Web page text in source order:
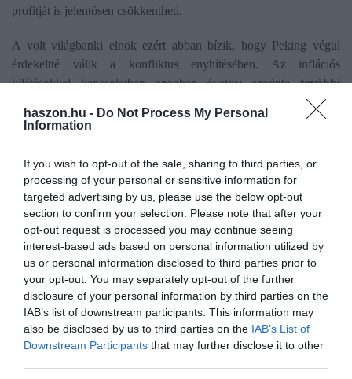
haszon.hu - Do Not Process My Personal
Information
If you wish to opt-out of the sale, sharing to third parties, or
processing of your personal or sensitive information for
targeted advertising by us, please use the below opt-out
section to confirm your selection. Please note that after your
opt-out request is processed you may continue seeing
interest-based ads based on personal information utilized by
us or personal information disclosed to third parties prior to
your opt-out. You may separately opt-out of the further
disclosure of your personal information by third parties on the
IAB’s list of downstream participants. This information may
also be disclosed by us to third parties on the IAB’s List of
Downstream Participants that may further disclose it to other
profitját is jelentősen csökkentheti.
A volt világbanki elnök ezért abban bízik, hogy Peking végül
érdekeltté válik a konfliktus enyhítésében. Az inflációs
kilátásokkal kapcsolatban azonban óvatos: szerintetovábbi
jöhetnek a világpiacon. Az Egyesült Államok
gazdasága egyelőre ellenállóbbnak tűnik, részben a kedvező
feszültség gyorsan tovább gyűrűzhet.
Olvasd el ezt is!
A kínaiak már a szánkban vannak, a fogászatban is
átrendezhetik a piacot
Megbolondult a piac? Ezért drágul a csokoládé
Már nálunk is termeszthető, a magja
szuperélelmiszer